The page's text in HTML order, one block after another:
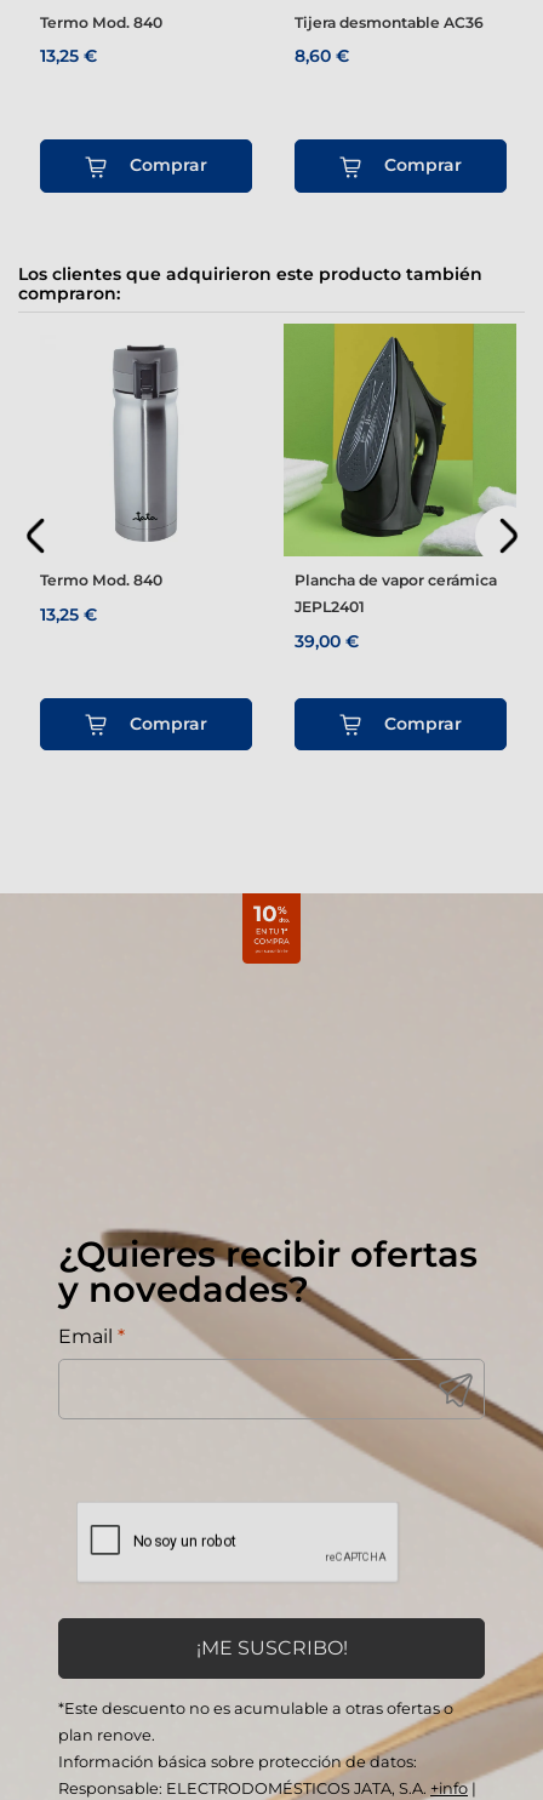
Termo Mod. 840
13,25 €
Comprar
Tijera desmontable AC36
8,60 €
Comprar
Los clientes que adquirieron este producto también
compraron:
Termo Mod. 840
13,25 €
Comprar
Plancha de vapor cerámica
JEPL2401
39,00 €
Comprar
¿Quieres recibir ofertas
y novedades?
Email *
*Este descuento no es acumulable a otras ofertas o
plan renove.
Información básica sobre protección de datos:
Responsable: ELECTRODOMÉSTICOS JATA, S.A. +info |